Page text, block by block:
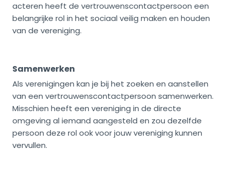
acteren heeft de vertrouwenscontactpersoon een
belangrijke rol in het sociaal veilig maken en houden
van de vereniging.
Samenwerken
Als verenigingen kan je bij het zoeken en aanstellen
van een vertrouwenscontactpersoon samenwerken.
Misschien heeft een vereniging in de directe
omgeving al iemand aangesteld en zou dezelfde
persoon deze rol ook voor jouw vereniging kunnen
vervullen.